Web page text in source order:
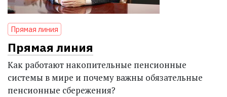
Прямая линия
Прямая линия
Как работают накопительные пенсионные
системы в мире и почему важны обязательные
пенсионные сбережения?